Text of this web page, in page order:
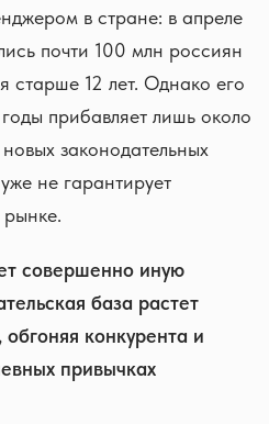
в стране: в апреле
почти 100 млн россиян
старше 12 лет. Однако его
прибавляет лишь около
законодательных
не гарантирует
совершенно иную
база растет
конкурента и
привычках